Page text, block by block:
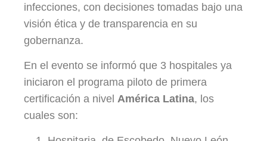
infecciones, con decisiones tomadas bajo una
visión ética y de transparencia en su
gobernanza.
En el evento se informó que 3 hospitales ya
iniciaron el programa piloto de primera
certificación a nivel América Latina, los
cuales son: